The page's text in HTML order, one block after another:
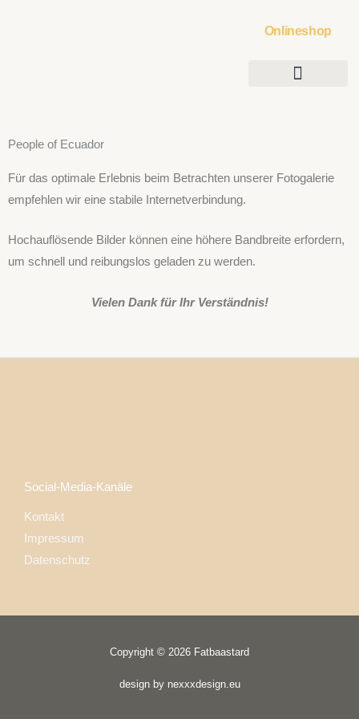
Onlineshop
People of Ecuador
Für das optimale Erlebnis beim Betrachten unserer Fotogalerie
empfehlen wir eine stabile Internetverbindung.
Hochauflösende Bilder können eine höhere Bandbreite erfordern,
um schnell und reibungslos geladen zu werden.
Vielen Dank für Ihr Verständnis!
Social-Media-Kanäle
Kontakt
Impressum
Datenschutz
Copyright © 2026 Fatbaastard
design by nexxxdesign.eu